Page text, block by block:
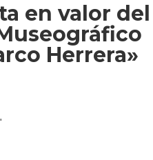
en valor del
Herrera»